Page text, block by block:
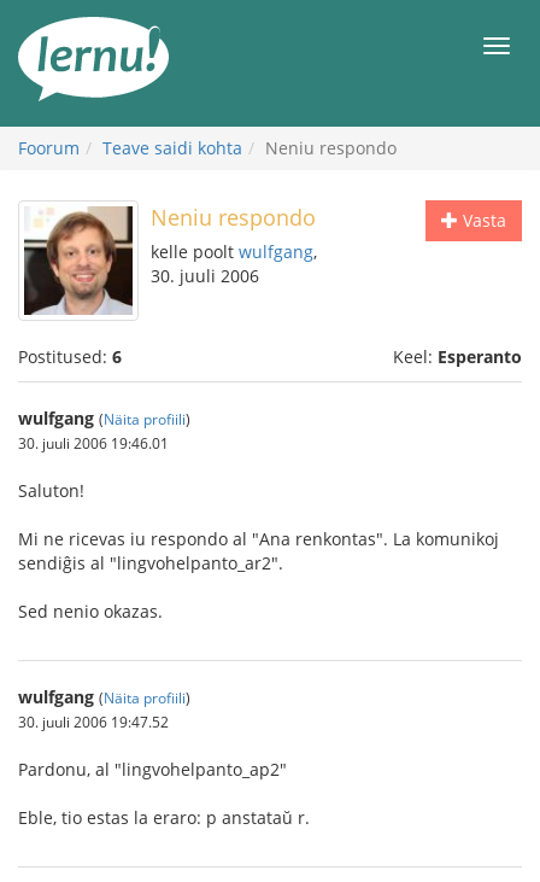
juurde
Foorum Teave saidi kohta Neniu respondo
Vasta
Neniu respondo
kelle poolt wulfgang,
30. juuli 2006
Postitused: 6 Keel: Esperanto
wulfgang (Näita profiili)
30. juuli 2006 19:46.01
Saluton!
Mi ne ricevas iu respondo al "Ana renkontas". La komunikoj
sendiĝis al "lingvohelpanto_ar2".
Sed nenio okazas.
wulfgang (Näita profiili)
30. juuli 2006 19:47.52
Pardonu, al "lingvohelpanto_ap2"
Eble, tio estas la eraro: p anstataŭ r.